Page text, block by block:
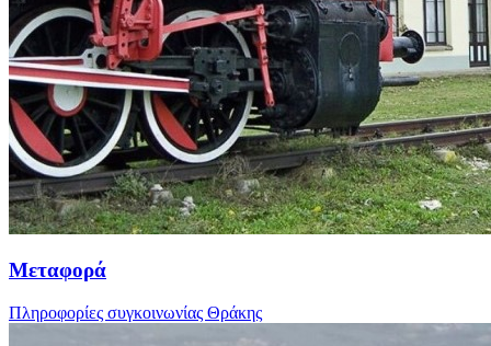
Μεταφορά
Πληροφορίες συγκοινωνίας Θράκης